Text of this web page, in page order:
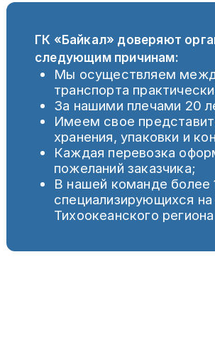
ГК «Байкал» доверяют
следующим причинам:
Мы осуществляем
транспорта
За нашими плечами 20
Имеем свое
хранения, упаковки и
Каждая перевозка
пожеланий заказчика;
В нашей команде более
специализирующихся
Тихоокеанского